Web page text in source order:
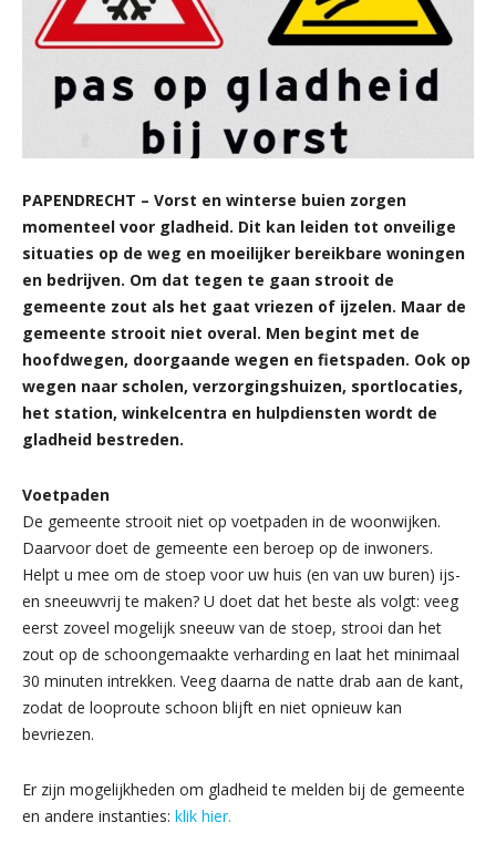
PAPENDRECHT – Vorst en winterse buien zorgen
momenteel voor gladheid. Dit kan leiden tot onveilige
situaties op de weg en moeilijker bereikbare woningen
en bedrijven. Om dat tegen te gaan strooit de
gemeente zout als het gaat vriezen of ijzelen. Maar de
gemeente strooit niet overal. Men begint met de
hoofdwegen, doorgaande wegen en fietspaden. Ook op
wegen naar scholen, verzorgingshuizen, sportlocaties,
het station, winkelcentra en hulpdiensten wordt de
gladheid bestreden.
Voetpaden
De gemeente strooit niet op voetpaden in de woonwijken.
Daarvoor doet de gemeente een beroep op de inwoners.
Helpt u mee om de stoep voor uw huis (en van uw buren) ijs-
en sneeuwvrij te maken? U doet dat het beste als volgt: veeg
eerst zoveel mogelijk sneeuw van de stoep, strooi dan het
zout op de schoongemaakte verharding en laat het minimaal
30 minuten intrekken. Veeg daarna de natte drab aan de kant,
zodat de looproute schoon blijft en niet opnieuw kan
bevriezen.
Er zijn mogelijkheden om gladheid te melden bij de gemeente
en andere instanties: klik hier.